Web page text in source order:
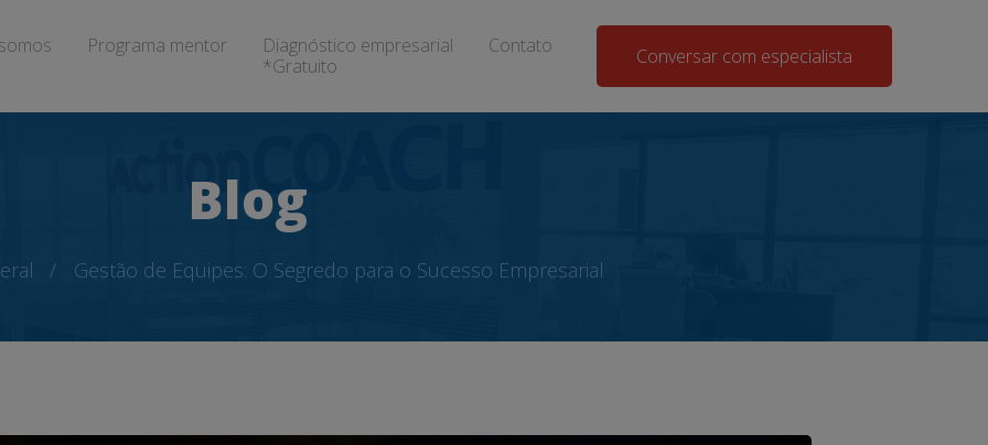
Programa mentor
Diagnóstico empresarial
*Gratuito
Contato Conversar com especialista
Blog
Gestão de Equipes: O Segredo para o Sucesso Empresarial